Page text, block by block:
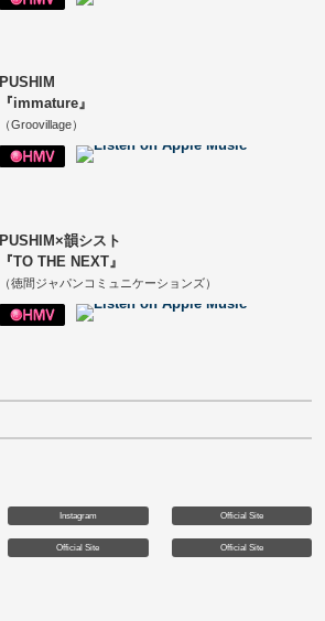
PUSHIM
『immature』
（Groovillage）
PUSHIM×韻シスト
『TO THE NEXT』
（徳間ジャパンコミュニケーションズ）
Instagram Official Site
Official Site Official Site